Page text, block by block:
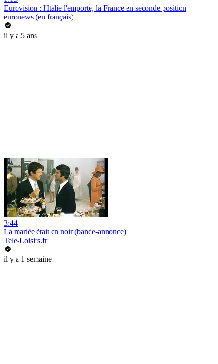
Eurovision : l'Italie l'emporte, la France en seconde position
euronews (en français)
il y a 5 ans
3:44
La mariée était en noir (bande-annonce)
Tele-Loisirs.fr
il y a 1 semaine